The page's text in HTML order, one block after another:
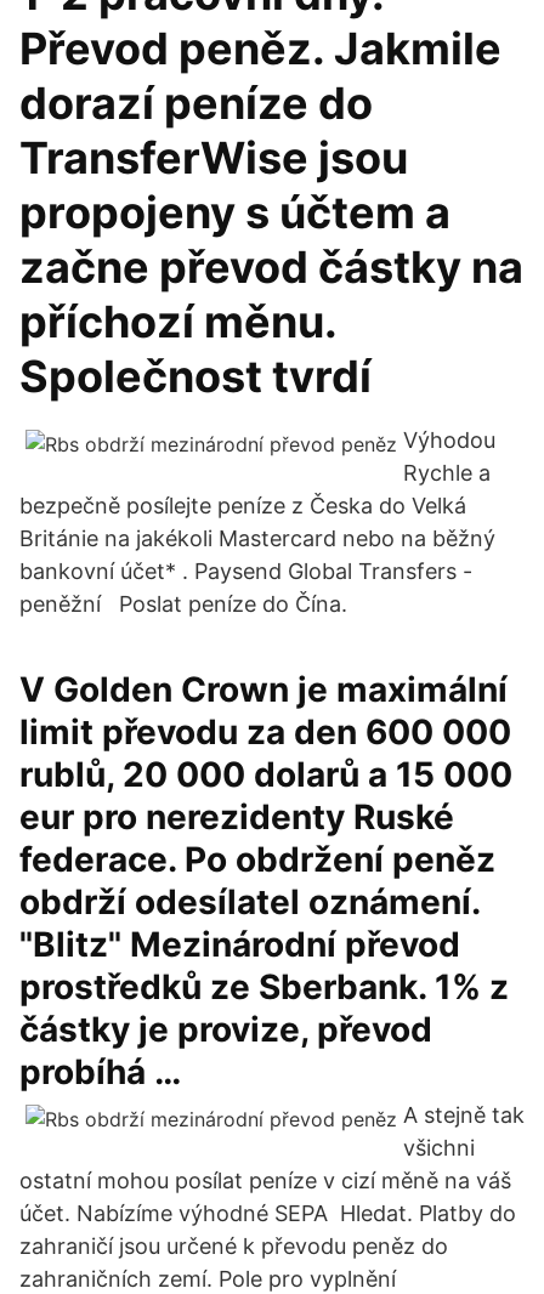
Převod peněz. Jakmile
dorazí peníze do
TransferWise jsou
propojeny s účtem a
začne převod částky na
příchozí měnu.
Společnost tvrdí
Výhodou
Rychle a
bezpečně posílejte peníze z Česka do Velká
Británie na jakékoli Mastercard nebo na běžný
bankovní účet* . Paysend Global Transfers -
peněžní Poslat peníze do Čína.
V Golden Crown je maximální
limit převodu za den 600 000
rublů, 20 000 dolarů a 15 000
eur pro nerezidenty Ruské
federace. Po obdržení peněz
obdrží odesílatel oznámení.
"Blitz" Mezinárodní převod
prostředků ze Sberbank. 1% z
částky je provize, převod
probíhá …
A stejně tak
všichni
ostatní mohou posílat peníze v cizí měně na váš
účet. Nabízíme výhodné SEPA Hledat. Platby do
zahraničí jsou určené k převodu peněz do
zahraničních zemí. Pole pro vyplnění